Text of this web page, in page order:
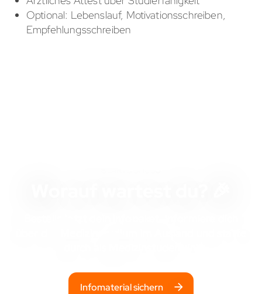
Optional: Lebenslauf, Motivationsschreiben,
Empfehlungsschreiben
Infomaterial sichern